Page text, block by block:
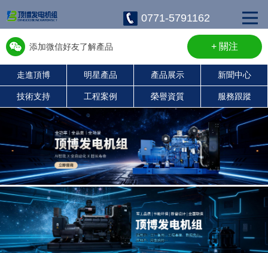
0771-5791162
添加微信好友了解產品
w13667715899
+ 關注
走進頂博 明星產品 產品展示 新聞中心
技術支持 工程案例 榮譽資質 服務跟蹤
靜音發電機組
濰柴發電機組
珀金斯發電機組
沃爾沃發電機組
康明斯柴油發電機組
上柴發電機組
玉柴發電機組